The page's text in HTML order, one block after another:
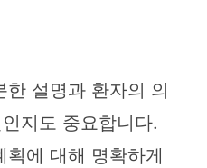
설명과 환자의 의
지도 중요합니다.
에 대해 명확하게